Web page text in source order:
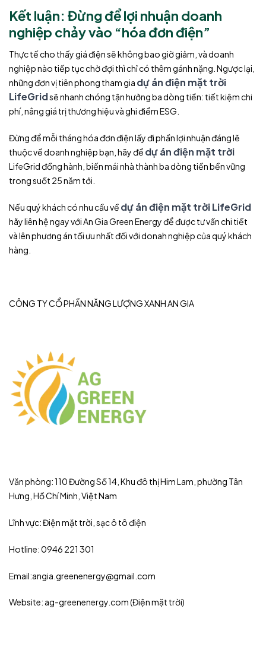
Kết luận: Đừng để lợi nhuận doanh
nghiệp chảy vào “hóa đơn điện”
Thực tế cho thấy giá điện sẽ không bao giờ giảm, và doanh
nghiệp nào tiếp tục chờ đợi thì chỉ có thêm gánh nặng. Ngược lại,
những đơn vị tiên phong tham gia dự án điện mặt trời
LifeGridsẽ nhanh chóng tận hưởng ba dòng tiền: tiết kiệm chi
phí, nâng giá trị thương hiệu và ghi điểm ESG.
Đừng để mỗi tháng hóa đơn điện lấy đi phần lợi nhuận đáng lẽ
thuộc về doanh nghiệp bạn, hãy để dự án điện mặt trời
LifeGrid đồng hành, biến mái nhà thành ba dòng tiền bền vững
trong suốt 25 năm tới.
Nếu quý khách có nhu cầu về dự án điện mặt trời LifeGrid
hãy liên hệ ngay với An Gia Green Energy để được tư vấn chi tiết
và lên phương án tối ưu nhất đối với donah nghiệp của quý khách
hàng.
CÔNG TY CỔ PHẦN NĂNG LƯỢNG XANH AN GIA
Văn phòng: 110 Đường Số 14, Khu đô thị Him Lam, phường Tân
Hưng, Hồ Chí Minh, Việt Nam
Lĩnh vực: Điện mặt trời, sạc ô tô điện
Hotline: 0946 221 301
Email:angia.greenenergy@gmail.com
Website: ag-greenenergy.com (Điện mặt trời)